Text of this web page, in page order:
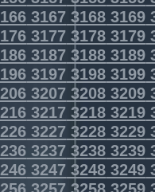
3167 3168 3169
3177 3178 3179
3187 3188 3189
3197 3198 3199
3207 3208 3209
3217 3218 3219
3227 3228 3229
3237 3238 3239
3247 3248 3249